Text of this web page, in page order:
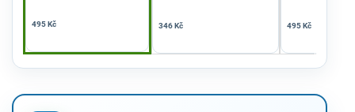
495 Kč 346 Kč 495 Kč